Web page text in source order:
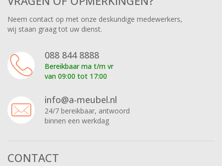
Neem contact op met onze deskundige medewerkers,
wij staan graag tot uw dienst.
088 844 8888
Bereikbaar ma t/m vr
van 09:00 tot 17:00
info@a-meubel.nl
24/7 bereikbaar, antwoord
binnen een werkdag
CONTACT